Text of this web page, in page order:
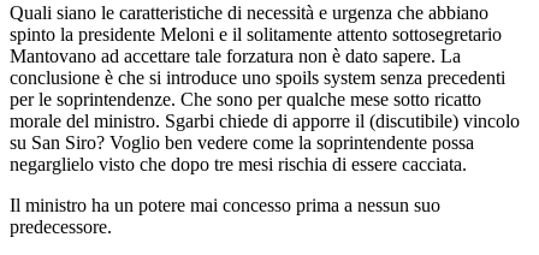
Quali siano le caratteristiche di necessità e urgenza che abbiano
spinto la presidente Meloni e il solitamente attento sottosegretario
Mantovano ad accettare tale forzatura non è dato sapere. La
conclusione è che si introduce uno spoils system senza precedenti
per le soprintendenze. Che sono per qualche mese sotto ricatto
morale del ministro. Sgarbi chiede di apporre il (discutibile) vincolo
su San Siro? Voglio ben vedere come la soprintendente possa
negarglielo visto che dopo tre mesi rischia di essere cacciata.
Il ministro ha un potere mai concesso prima a nessun suo
predecessore.